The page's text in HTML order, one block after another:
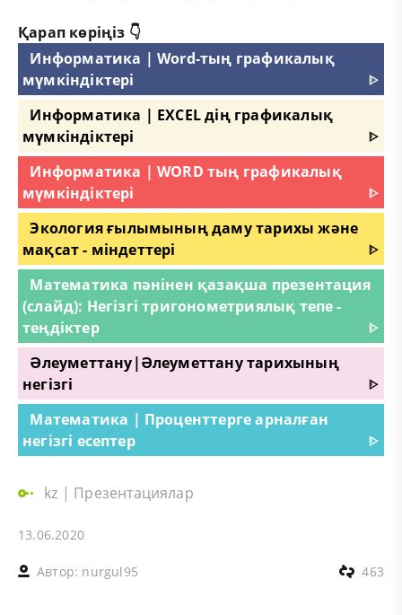
Қарап көріңіз 👇
Информатика | Word-тың графикалық
мүмкіндіктері
ᐈ
Информатика | EXCEL дің графикалық
мүмкіндіктері
ᐈ
Информатика | WORD тың графикалық
мүмкіндіктері
ᐈ
Экология ғылымының даму тарихы және
мақсат - міндеттері
ᐈ
Математика пәнінен қазақша презентация
(слайд): Негізгі тригонометриялық тепе -
теңдіктер
ᐈ
Әлеуметтану|Әлеуметтану тарихының
негізгі
ᐈ
Математика | Проценттерге арналған
негізгі есептер
ᐈ
kz | Презентациялар
13.06.2020
Автор: nurgul95 463